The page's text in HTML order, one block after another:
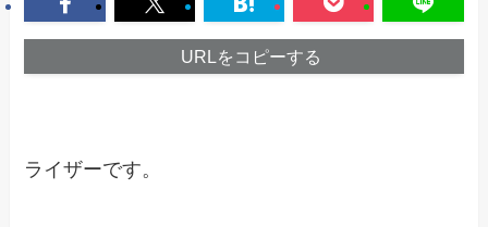
URLをコピーする
ライザーです。